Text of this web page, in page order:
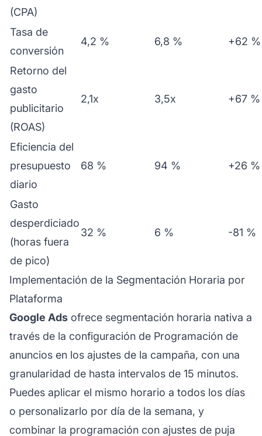
(CPA)
Tasa de
conversión
4,2 % 6,8 % +62 %
Retorno del
gasto
publicitario
(ROAS)
2,1x 3,5x +67 %
Eficiencia del
presupuesto
diario
68 % 94 % +26 %
Gasto
desperdiciado
(horas fuera
de pico)
32 % 6 % -81 %
Implementación de la Segmentación Horaria por
Plataforma
Google Ads ofrece segmentación horaria nativa a
través de la configuración de Programación de
anuncios en los ajustes de la campaña, con una
granularidad de hasta intervalos de 15 minutos.
Puedes aplicar el mismo horario a todos los días
o personalizarlo por día de la semana, y
combinar la programación con ajustes de puja